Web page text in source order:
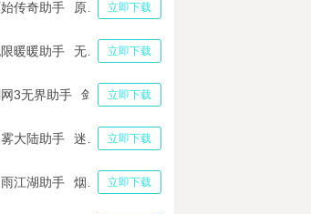
补 多多云批量设备护肝运行
略 冰雪复古传奇手游元宝速提高方法有哪些
立即下载
立即下载
立即下载
立即下载
立即下载